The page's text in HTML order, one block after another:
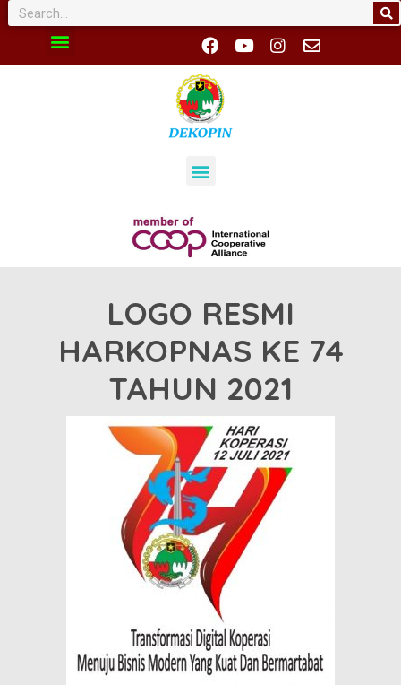
LOGO RESMI
HARKOPNAS KE 74
TAHUN 2021